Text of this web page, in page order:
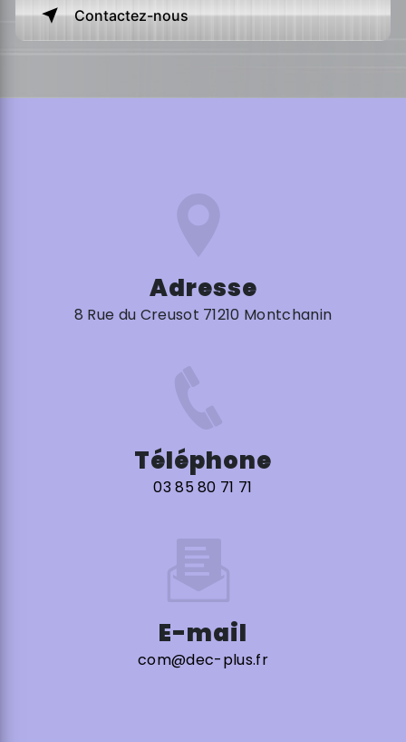
Contactez-nous
Adresse
8 Rue du Creusot 71210 Montchanin
Téléphone
03 85 80 71 71
E-mail
com@dec-plus.fr